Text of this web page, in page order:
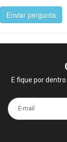
Enviar pergunta
E fique por
E-mail